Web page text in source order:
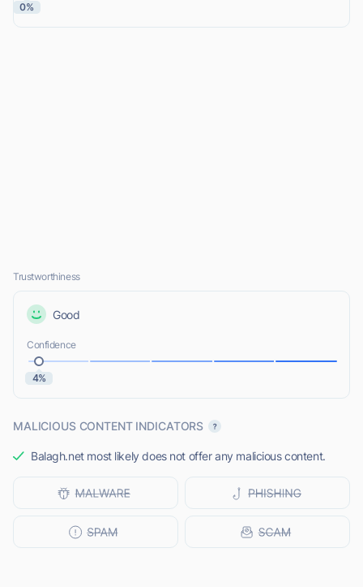
0%
Trustworthiness
Good
Confidence
4%
MALICIOUS CONTENT INDICATORS
Balagh.net most likely does not offer any malicious content.